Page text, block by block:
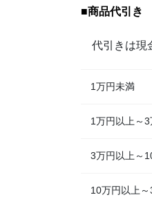
■商品代引き
代引きは現
1万円未満
1万円以上～
3万円以上～
10万円以上